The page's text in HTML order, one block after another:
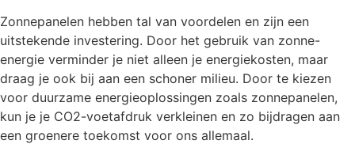
Zonnepanelen hebben tal van voordelen en zijn een
uitstekende investering. Door het gebruik van zonne-
energie verminder je niet alleen je energiekosten, maar
draag je ook bij aan een schoner milieu. Door te kiezen
voor duurzame energieoplossingen zoals zonnepanelen,
kun je je CO2-voetafdruk verkleinen en zo bijdragen aan
een groenere toekomst voor ons allemaal.